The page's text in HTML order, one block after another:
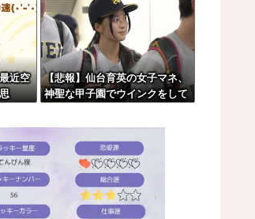
ンスター」
まう←正直、こう言...
な
近空
【悲報】仙台育英の女子マネ、
神聖な甲子園でウインクをして